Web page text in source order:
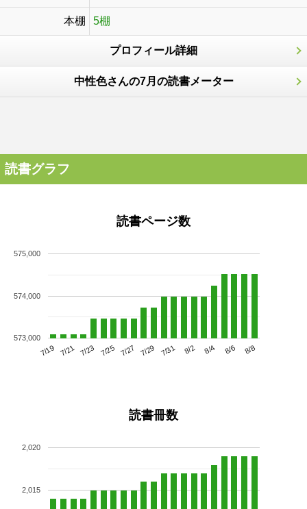
本棚 5棚
プロフィール詳細
中性色さんの7月の読書メーター
読書グラフ
読書ページ数
7/19 7/21 7/23 7/25 7/27 7/29 7/31 8/2 8/4 8/6 8/8
573,000
574,000
575,000
読書冊数
2,015
2,020